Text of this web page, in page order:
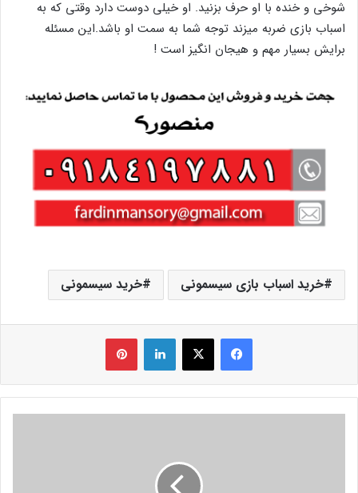
شوخی و خنده با او حرف بزنید. او خیلی دوست دارد وقتی که به
اسباب ­بازی ضربه می­زند توجه شما به سمت او باشد.این مسئله
برایش بسیار مهم و هیجان­ انگیز است !
خرید اسباب بازی سیسمونی خرید سیسمونی
فیس بوک X لینکدین ‫پین‌ترست